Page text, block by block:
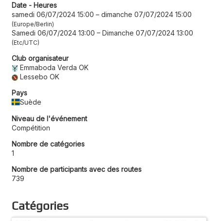
Date - Heures
samedi 06/07/2024 15:00 – dimanche 07/07/2024 15:00
Europe/Berlin
Samedi 06/07/2024 13:00 – Dimanche 07/07/2024 13:00
Etc/UTC
Club organisateur
Emmaboda Verda OK
Lessebo OK
Pays
Suède
Niveau de l'événement
Compétition
Nombre de catégories
1
Nombre de participants avec des routes
739
Catégories